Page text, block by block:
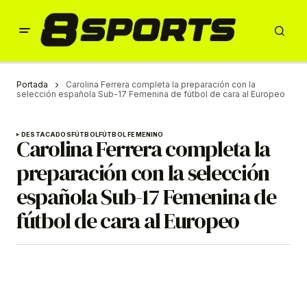
Portada
Carolina Ferrera completa la preparación con la
selección española Sub-17 Femenina de fútbol de cara al Europeo
DESTACADOSFÚTBOLFÚTBOL FEMENINO
Carolina Ferrera completa la
preparación con la selección
española Sub-17 Femenina de
fútbol de cara al Europeo